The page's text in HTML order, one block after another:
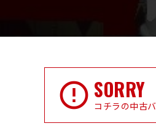
SORRY
コチラの中古